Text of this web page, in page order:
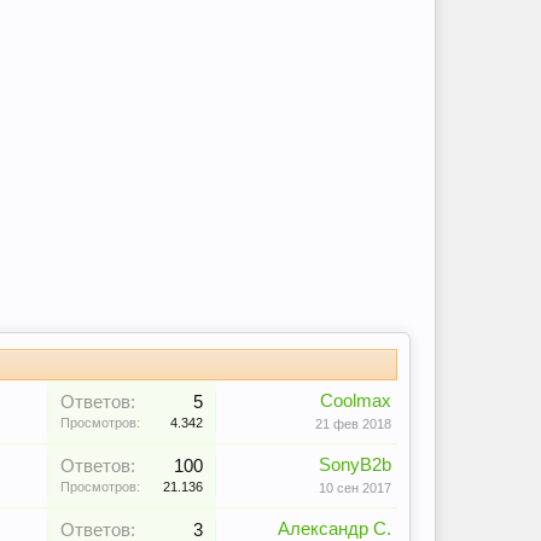
Ответов: 5
Просмотров: 4.342
Coolmax
21 фев 2018
Ответов: 100
Просмотров: 21.136
SonyB2b
10 сен 2017
Ответов: 3 Александр С.